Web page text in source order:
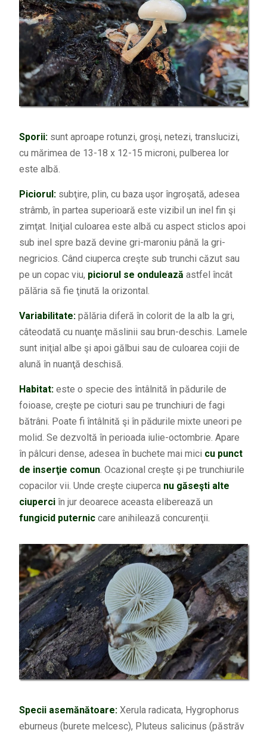
Sporii:sunt aproape rotunzi, groşi, netezi, translucizi,
cu mărimea de 13-18 x 12-15 microni, pulberea lor
este albă.
Piciorul:subţire, plin, cu baza uşor îngroşată, adesea
strâmb, în partea superioară este vizibil un inel fin şi
zimţat. Iniţial culoarea este albă cu aspect sticlos apoi
sub inel spre bază devine gri-maroniu până la gri-
negricios. Când ciuperca creşte sub trunchi căzut sau
pe un copac viu, piciorul se ondulează astfel încât
pălăria să fie ţinută la orizontal.
Variabilitate: pălăria diferă în colorit de la alb la gri,
câteodată cu nuanţe măslinii sau brun-deschis. Lamele
sunt iniţial albe şi apoi gălbui sau de culoarea cojii de
alună în nuanţă deschisă.
Habitat: este o specie des întâlnită în pădurile de
foioase, creşte pe cioturi sau pe trunchiuri de fagi
bătrâni. Poate fi întâlnită şi în pădurile mixte uneori pe
molid. Se dezvoltă în perioada iulie-octombrie. Apare
în pâlcuri dense, adesea în buchete mai mici cu punct
de inserţie comun. Ocazional creşte şi pe trunchiurile
copacilor vii. Unde creşte ciupercanu găseşti alte
ciuperci în jur deoarece aceasta eliberează un
fungicid puternic care anihilează concurenţii.
Specii asemănătoare: Xerula radicata, Hygrophorus
eburneus (burete melcesc), Pluteus salicinus (păstrăv